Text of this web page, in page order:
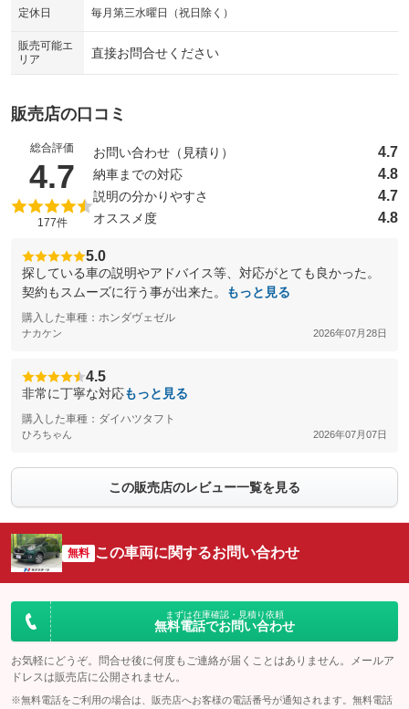
定休日 毎月第三水曜日（祝日除く）
販売可能エ
リア
直接お問合せください
販売店の口コミ
総合評価
4.7 （5点満点中）
177件
お問い合わせ（見積り） 4.7
納車までの対応 4.8
説明の分かりやすさ 4.7
オススメ度 4.8
5.0
探している車の説明やアドバイス等、対応がとても良かった。
契約もスムーズに行う事が出来た。
もっと見る
購入した車種：ホンダヴェゼル
ナカケン 2026年07月28日
4.5
非常に丁寧な対応もっと見る
購入した車種：ダイハツタフト
ひろちゃん 2026年07月07日
この販売店のレビュー一覧を見る
無料 この車両に関するお問い合わせ
まずは在庫確認・見積り依頼
無料電話でお問い合わせ
お気軽にどうぞ。問合せ後に何度もご連絡が届くことはありません。メールア
ドレスは販売店に公開されません。
※無料電話をご利用の場合は、販売店へお客様の電話番号が通知されます。無料電話